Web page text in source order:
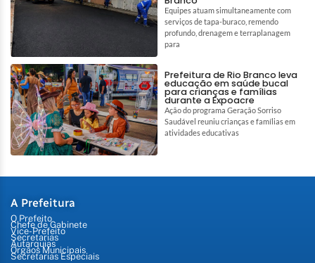
Equipes atuam simultaneamente com
serviços de tapa-buraco, remendo
profundo, drenagem e terraplanagem
para
Prefeitura de Rio Branco leva
educação em saúde bucal
para crianças e famílias
durante a Expoacre
Ação do programa Geração Sorriso
Saudável reuniu crianças e famílias em
atividades educativas
A Prefeitura
O Prefeito
Chefe de Gabinete
Vice-Prefeito
Secretarias
Autarquias
Órgãos Municipais
Secretarias Especiais